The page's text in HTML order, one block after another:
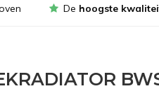
De hoogste